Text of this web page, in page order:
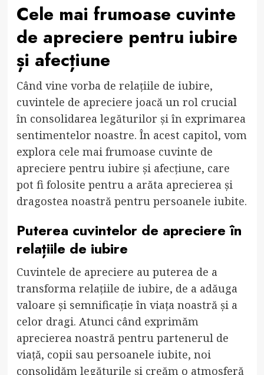
Cele mai frumoase cuvinte
de apreciere pentru iubire
și afecțiune
Când vine vorba de relațiile de iubire,
cuvintele de apreciere joacă un rol crucial
în consolidarea legăturilor și în exprimarea
sentimentelor noastre. În acest capitol, vom
explora cele mai frumoase cuvinte de
apreciere pentru iubire și afecțiune, care
pot fi folosite pentru a arăta aprecierea și
dragostea noastră pentru persoanele iubite.
Puterea cuvintelor de apreciere în
relațiile de iubire
Cuvintele de apreciere au puterea de a
transforma relațiile de iubire, de a adăuga
valoare și semnificație în viața noastră și a
celor dragi. Atunci când exprimăm
aprecierea noastră pentru partenerul de
viață, copii sau persoanele iubite, noi
consolidăm legăturile și creăm o atmosferă